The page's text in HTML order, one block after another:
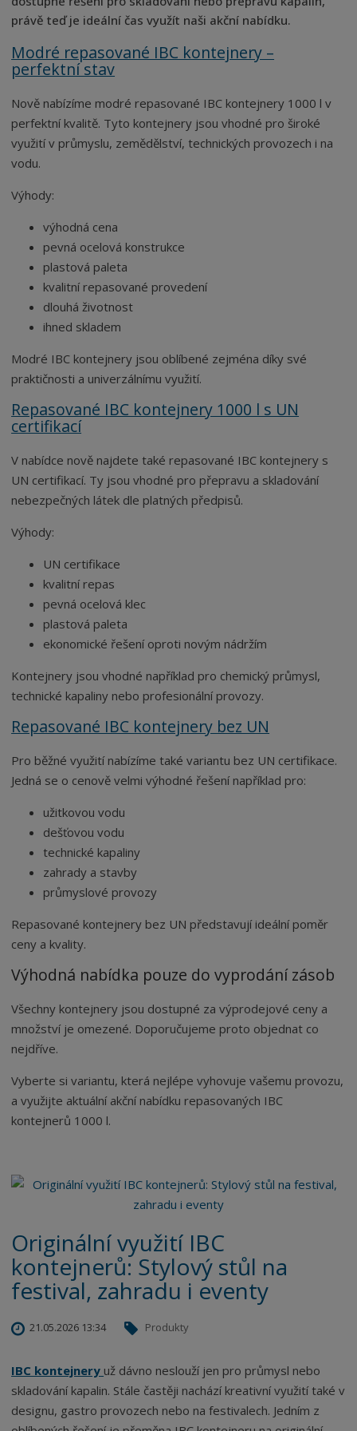
právě teď je ideální čas využít naši akční nabídku.
Modré repasované IBC kontejnery –
perfektní stav
Nově nabízíme modré repasované IBC kontejnery 1000 l v
perfektní kvalitě. Tyto kontejnery jsou vhodné pro široké
využití v průmyslu, zemědělství, technických provozech i na
vodu.
Výhody:
výhodná cena
pevná ocelová konstrukce
plastová paleta
kvalitní repasované provedení
dlouhá životnost
ihned skladem
Modré IBC kontejnery jsou oblíbené zejména díky své
praktičnosti a univerzálnímu využití.
Repasované IBC kontejnery 1000 l s UN
certifikací
V nabídce nově najdete také repasované IBC kontejnery s
UN certifikací. Ty jsou vhodné pro přepravu a skladování
nebezpečných látek dle platných předpisů.
Výhody:
UN certifikace
kvalitní repas
pevná ocelová klec
plastová paleta
ekonomické řešení oproti novým nádržím
Kontejnery jsou vhodné například pro chemický průmysl,
technické kapaliny nebo profesionální provozy.
Repasované IBC kontejnery bez UN
Pro běžné využití nabízíme také variantu bez UN certifikace.
Jedná se o cenově velmi výhodné řešení například pro:
užitkovou vodu
dešťovou vodu
technické kapaliny
zahrady a stavby
průmyslové provozy
Repasované kontejnery bez UN představují ideální poměr
ceny a kvality.
Výhodná nabídka pouze do vyprodání zásob
Všechny kontejnery jsou dostupné za výprodejové ceny a
množství je omezené. Doporučujeme proto objednat co
nejdříve.
Vyberte si variantu, která nejlépe vyhovuje vašemu provozu,
a využijte aktuální akční nabídku repasovaných IBC
kontejnerů 1000 l.
Originální využití IBC
kontejnerů: Stylový stůl na
festival, zahradu i eventy
21.05.2026 13:34 Produkty
IBC kontejnery už dávno neslouží jen pro průmysl nebo
skladování kapalin. Stále častěji nachází kreativní využití také v
designu, gastro provozech nebo na festivalech. Jedním z